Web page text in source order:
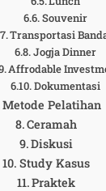
Souvenir
Transportasi
Jogja Dinner
Affrodable
Dokumentasi
Metode Pelatihan
Ceramah
Diskusi
Study Kasus
Praktek